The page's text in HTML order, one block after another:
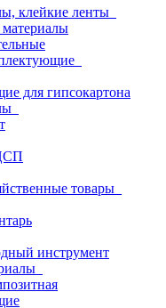
клейкие ленты
для гипсокартона
товары
инструмент